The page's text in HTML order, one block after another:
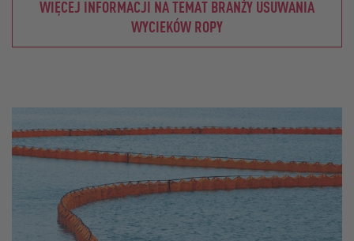
WIĘCEJ INFORMACJI NA TEMAT BRANŻY USUWANIA
WYCIEKÓW ROPY